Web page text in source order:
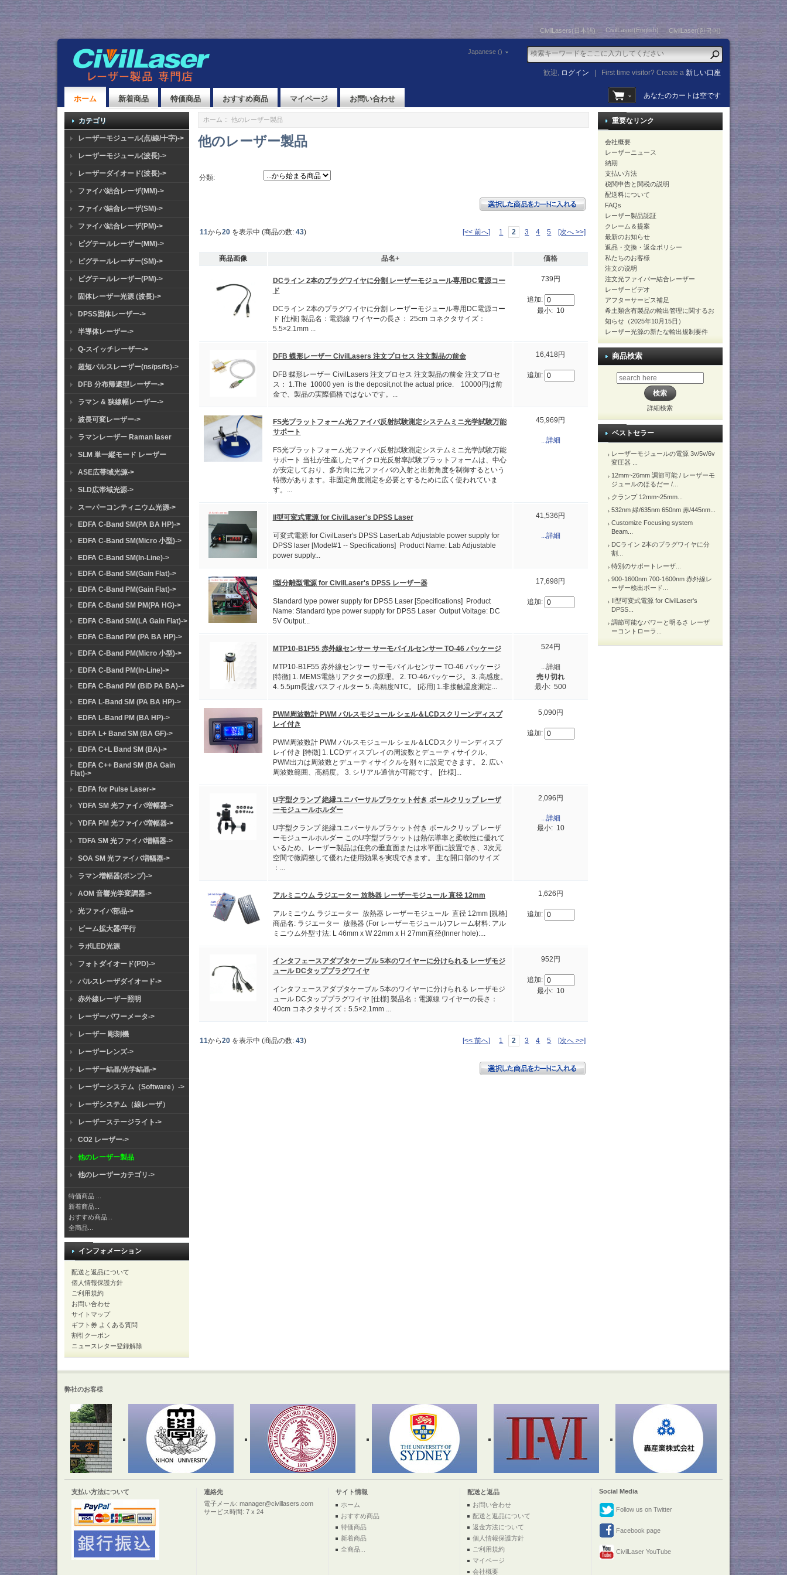
CivilLasers(日本語) CivilLaser(English) CivilLaser(한국어)
Japanese ()
歓迎, ログイン First time visitor? Create a新しい口座
ホーム 新着商品 特価商品 おすすめ商品 マイページ お問い合わせ あなたのカートは空です
カテゴリ
レーザーモジュール(点/線/十字)->
レーザーモジュール(波長)->
レーザーダイオード(波長)->
ファイバ結合レーザ(MM)->
ファイバ結合レーザ(SM)->
ファイバ結合レーザ(PM)->
ピグテールレーザー(MM)->
ピグテールレーザー(SM)->
ピグテールレーザー(PM)->
固体レーザー光源 (波長)->
DPSS固体レーザー->
半導体レーザー->
Q-スイッチレーザー->
超短パルスレーザー(ns/ps/fs)->
DFB 分布帰還型レーザー->
ラマン & 狭線幅レーザー->
波長可変レーザー->
ラマンレーザー Raman laser
SLM 単一縦モード レーザー
ASE広帯域光源->
SLD広帯域光源->
スーパーコンティニウム光源->
EDFA C-Band SM(PA BA HP)->
EDFA C-Band SM(Micro 小型)->
EDFA C-Band SM(In-Line)->
EDFA C-Band SM(Gain Flat)->
EDFA C-Band PM(Gain Flat)->
EDFA C-Band SM PM(PA HG)->
EDFA C-Band SM(LA Gain Flat)->
EDFA C-Band PM (PA BA HP)->
EDFA C-Band PM(Micro 小型)->
EDFA C-Band PM(In-Line)->
EDFA C-Band PM (BiD PA BA)->
EDFA L-Band SM (PA BA HP)->
EDFA L-Band PM (BA HP)->
EDFA L+ Band SM (BA GF)->
EDFA C+L Band SM (BA)->
EDFA C++ Band SM (BA Gain
Flat)->
EDFA for Pulse Laser->
YDFA SM 光ファイバ増幅器->
YDFA PM 光ファイバ増幅器->
TDFA SM 光ファイバ増幅器->
SOA SM 光ファイバ増幅器->
ラマン増幅器(ポンプ)->
AOM 音響光学変調器->
光ファイバ部品->
ビーム拡大器/平行
ラボLED光源
フォトダイオード(PD)->
パルスレーザダイオード->
赤外線レーザー照明
レーザーパワーメータ->
レーザー 彫刻機
レーザーレンズ->
レーザー結晶/光学結晶->
レーザーシステム（Software）->
レーザシステム（線レーザ）
レーザーステージライト->
CO2 レーザー->
他のレーザー製品
他のレーザーカテゴリ->
特価商品 ...
新着商品...
おすすめ商品...
全商品...
インフォメーション
配送と返品について
個人情報保護方針
ご利用規約
お問い合わせ
サイトマップ
ギフト券 よくある質問
割引クーポン
ニュースレター登録解除
ホーム :: 他のレーザー製品
他のレーザー製品
分類:
11から20を表示中 (商品の数: 43) [<< 前へ] 1 2 3 4 5 [次へ >>]
商品画像 品名+ 価格
DCライン 2本のプラグワイヤに分割 レーザーモジュール専用DC電源コー
ド
DCライン 2本のプラグワイヤに分割 レーザーモジュール専用DC電源コー
ド [仕様] 製品名：電源線 ワイヤーの長さ： 25cm コネクタサイズ：
5.5×2.1mm ...
739円
追加:
最小: 10
DFB 蝶形レーザー CivilLasers 注文プロセス 注文製品の前金
DFB 蝶形レーザー CivilLasers 注文プロセス 注文製品の前金 注文プロセ
ス： 1.The 10000 yen is the deposit,not the actual price. 10000円は前
金で、製品の実際価格ではないです。...
16,418円
追加:
FS光プラットフォーム光ファイバ反射試験測定システムミニ光学試験万能
サポート
FS光プラットフォーム光ファイバ反射試験測定システムミニ光学試験万能
サポート 当社が生産したマイクロ光反射率試験プラットフォームは、中心
が安定しており、多方向に光ファイバの入射と出射角度を制御するという
特徴があります。非固定角度測定を必要とするために広く使われていま
す。...
45,969円
...詳細
II型可変式電源 for CivilLaser's DPSS Laser
可変式電源 for CivilLaser's DPSS LaserLab Adjustable power supply for
DPSS laser [Model#1 -- Specifications] Product Name: Lab Adjustable
power supply...
41,536円
...詳細
I型分離型電源 for CivilLaser's DPSS レーザー器
Standard type power supply for DPSS Laser [Specifications] Product
Name: Standard type power supply for DPSS Laser Output Voltage: DC
5V Output...
17,698円
追加:
MTP10-B1F55 赤外線センサー サーモパイルセンサー TO-46 パッケージ
MTP10-B1F55 赤外線センサー サーモパイルセンサー TO-46 パッケージ
[特徴] 1. MEMS電熱リアクターの原理。 2. TO-46パッケージ。 3. 高感度。
4. 5.5μm長波パスフィルター 5. 高精度NTC。 [応用] 1.非接触温度測定...
524円
...詳細
売り切れ
最小: 500
PWM周波数計 PWM パルスモジュール シェル＆LCDスクリーンディスプ
レイ付き
PWM周波数計 PWM パルスモジュール シェル＆LCDスクリーンディスプ
レイ付き [特徴] 1. LCDディスプレイの周波数とデューティサイクル、
PWM出力は周波数とデューティサイクルを別々に設定できます。 2. 広い
周波数範囲、高精度。 3. シリアル通信が可能です。 [仕様]...
5,090円
追加:
U字型クランプ 絶縁ユニバーサルブラケット付き ボールクリップ レーザ
ーモジュールホルダー
U字型クランプ 絶縁ユニバーサルブラケット付き ボールクリップ レーザ
ーモジュールホルダー このU字型ブラケットは熱伝導率と柔軟性に優れて
いるため、レーザー製品は任意の垂直面または水平面に設置でき、3次元
空間で微調整して優れた使用効果を実現できます。 主な開口部のサイズ
：...
2,096円
...詳細
最小: 10
アルミニウム ラジエーター 放熱器 レーザーモジュール 直径 12mm
アルミニウム ラジエーター 放熱器 レーザーモジュール 直径 12mm [規格]
商品名: ラジエーター 放熱器 (For レーザーモジュール)フレーム材料: アル
ミニウム外型寸法: L 46mm x W 22mm x H 27mm直径(Inner hole):...
1,626円
追加:
インタフェースアダプタケーブル 5本のワイヤーに分けられる レーザモジ
ュール DCタッププラグワイヤ
インタフェースアダプタケーブル 5本のワイヤーに分けられる レーザモジ
ュール DCタッププラグワイヤ [仕様] 製品名：電源線 ワイヤーの長さ：
40cm コネクタサイズ：5.5×2.1mm ...
952円
追加:
最小: 10
11から20を表示中 (商品の数: 43) [<< 前へ] 1 2 3 4 5 [次へ >>]
重要なリンク
会社概要
レーザーニュース
納期
支払い方法
税関申告と関税の説明
配送料について
FAQs
レーザー製品認証
クレーム＆提案
最新のお知らせ
返品・交換・返金ポリシー
私たちのお客様
注文の说明
注文光ファイバー結合レーザー
レーザービデオ
アフターサービス補足
希土類含有製品の輸出管理に関するお
知らせ（2025年10月15日）
レーザー光源の新たな輸出規制要件
商品検索
詳細検索
ベストセラー
レーザーモジュールの電源 3v/5v/6v
変圧器 ...
12mm~26mm 調節可能 / レーザーモ
ジュールのほるだー /...
クランプ 12mm~25mm...
532nm 緑/635nm 650nm 赤/445nm...
Customize Focusing system
Beam...
DCライン 2本のプラグワイヤに分
割...
特別のサポートレーザ...
900-1600nm 700-1600nm 赤外線レ
ーザー検出ボード...
II型可変式電源 for CivilLaser's
DPSS...
調節可能なパワーと明るさ レーザ
ーコントローラ...
弊社のお客様
支払い方法について 連絡先 サイト情報 配送と返品
Social Media
電子メール: manager@civillasers.com
サービス時間: 7 x 24
ホーム
おすすめ商品
特価商品
新着商品
全商品...
お問い合わせ
配送と返品について
返金方法について
個人情報保護方針
ご利用規約
マイページ
会社概要
Follow us on Twitter
Facebook page
CivilLaser YouTube